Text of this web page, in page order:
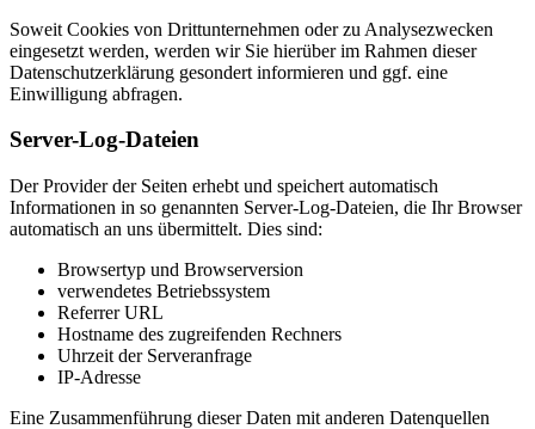
Soweit Cookies von Drittunternehmen oder zu Analysezwecken
eingesetzt werden, werden wir Sie hierüber im Rahmen dieser
Datenschutzerklärung gesondert informieren und ggf. eine
Einwilligung abfragen.
Server-Log-Dateien
Der Provider der Seiten erhebt und speichert automatisch
Informationen in so genannten Server-Log-Dateien, die Ihr Browser
automatisch an uns übermittelt. Dies sind:
Browsertyp und Browserversion
verwendetes Betriebssystem
Referrer URL
Hostname des zugreifenden Rechners
Uhrzeit der Serveranfrage
IP-Adresse
Eine Zusammenführung dieser Daten mit anderen Datenquellen